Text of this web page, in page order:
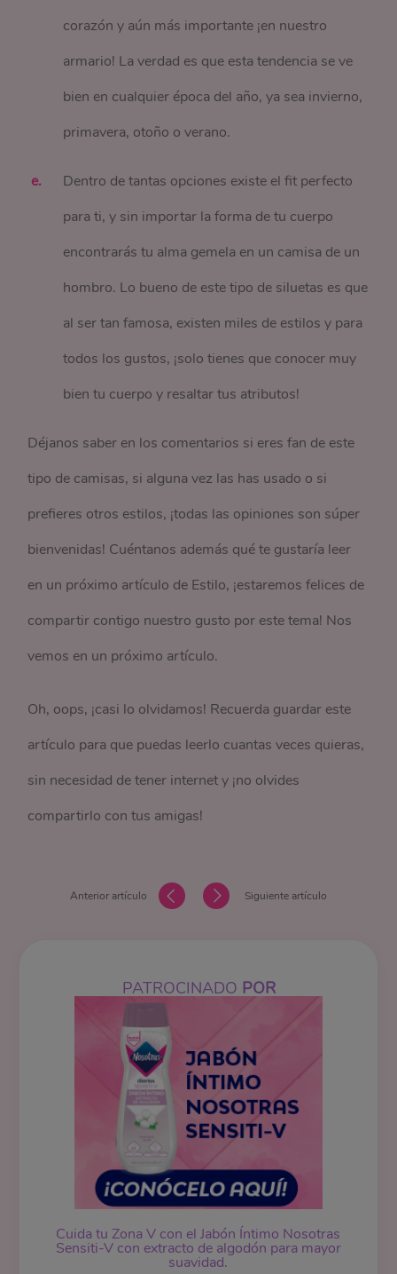
corazón y aún más importante ¡en nuestro
armario! La verdad es que esta tendencia se ve
bien en cualquier época del año, ya sea invierno,
primavera, otoño o verano.
Dentro de tantas opciones existe el fit perfecto
para ti, y sin importar la forma de tu cuerpo
encontrarás tu alma gemela en un camisa de un
hombro. Lo bueno de este tipo de siluetas es que
al ser tan famosa, existen miles de estilos y para
todos los gustos, ¡solo tienes que conocer muy
bien tu cuerpo y resaltar tus atributos!
Déjanos saber en los comentarios si eres fan de este
tipo de camisas, si alguna vez las has usado o si
prefieres otros estilos, ¡todas las opiniones son súper
bienvenidas! Cuéntanos además qué te gustaría leer
en un próximo artículo de Estilo, ¡estaremos felices de
compartir contigo nuestro gusto por este tema! Nos
vemos en un próximo artículo.
Oh, oops, ¡casi lo olvidamos! Recuerda guardar este
artículo para que puedas leerlo cuantas veces quieras,
sin necesidad de tener internet y ¡no olvides
compartirlo con tus amigas!
Anterior artículo Siguiente artículo
PATROCINADO POR
Cuida tu Zona V con el Jabón Íntimo Nosotras
Sensiti-V con extracto de algodón para mayor
suavidad.